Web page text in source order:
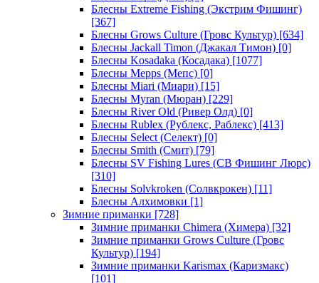
Блесны Extreme Fishing (Экстрим Фишинг)
[367]
Блесны Grows Culture (Гровс Культур) [634]
Блесны Jackall Timon (Джакал Тимон) [0]
Блесны Kosadaka (Косадака) [1077]
Блесны Mepps (Мепс) [0]
Блесны Miari (Миари) [15]
Блесны Myran (Мюран) [229]
Блесны River Old (Ривер Олд) [0]
Блесны Rublex (Рублекс, Раблекс) [413]
Блесны Select (Селект) [0]
Блесны Smith (Смит) [79]
Блесны SV Fishing Lures (СВ Фишинг Люрс)
[310]
Блесны Solvkroken (Солвкрокен) [11]
Блесны Алхимовки [1]
Зимние приманки [728]
Зимние приманки Chimera (Химера) [32]
Зимние приманки Grows Culture (Гровс
Культур) [194]
Зимние приманки Karismax (Каризмакс)
[101]